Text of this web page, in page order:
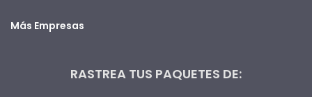
Más Empresas
RASTREA TUS PAQUETES DE: